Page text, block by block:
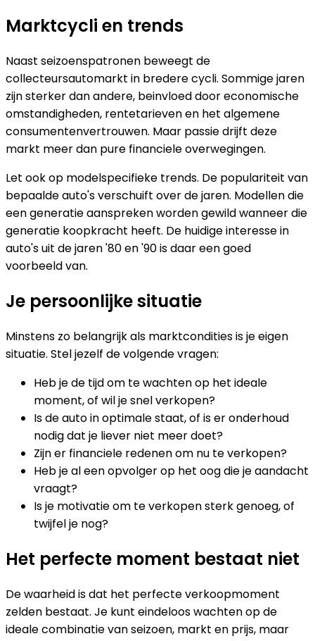
Marktcycli en trends
Naast seizoenspatronen beweegt de
collecteursautomarkt in bredere cycli. Sommige jaren
zijn sterker dan andere, beinvloed door economische
omstandigheden, rentetarieven en het algemene
consumentenvertrouwen. Maar passie drijft deze
markt meer dan pure financiele overwegingen.
Let ook op modelspecifieke trends. De populariteit van
bepaalde auto's verschuift over de jaren. Modellen die
een generatie aanspreken worden gewild wanneer die
generatie koopkracht heeft. De huidige interesse in
auto's uit de jaren '80 en '90 is daar een goed
voorbeeld van.
Je persoonlijke situatie
Minstens zo belangrijk als marktcondities is je eigen
situatie. Stel jezelf de volgende vragen:
Heb je de tijd om te wachten op het ideale
moment, of wil je snel verkopen?
Is de auto in optimale staat, of is er onderhoud
nodig dat je liever niet meer doet?
Zijn er financiele redenen om nu te verkopen?
Heb je al een opvolger op het oog die je aandacht
vraagt?
Is je motivatie om te verkopen sterk genoeg, of
twijfel je nog?
Het perfecte moment bestaat niet
De waarheid is dat het perfecte verkoopmoment
zelden bestaat. Je kunt eindeloos wachten op de
ideale combinatie van seizoen, markt en prijs, maar